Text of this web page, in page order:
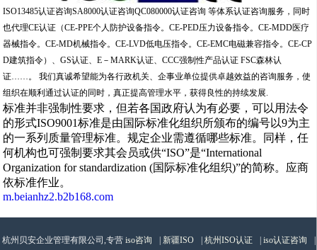
ISO13485认证咨询SA8000认证咨询QC080000认证咨询 等体系认证咨询服务，同时
也代理CE认证（CE-PPE个人防护设备指令。CE-PED压力设备指令。CE-MDD医疗
器械指令。CE-MD机械指令。CE-LVD低电压指令。CE-EMC电磁兼容指令。CE-CP
D建筑指令）、GS认证、E－MARK认证、CCC强制性产品认证 FSC森林认
证……。 我们真诚希望能为各行政机关、企事业单位提供卓越效益的咨询服务，使
组织在顺利通过认证的同时，真正提高管理水平，获得良性的持续发展.
标准并非强制性要求，但若各国政府认为有必要，可以用法令
的形式ISO9001标准是由国际标准化组织所颁布的编号以9为主
的一系列质量管理标准。规定企业需遵循哪些标准。同样，任
何机构也可强制要求其会员或供“ISO”是“International
Organization for standardization (国际标准化组织)”的简称。应商
依标准作业。
m.beianhz2.b2b168.com
杭州贝安企业管理有限公司,专营 iso咨询 新疆ISO 杭州ISO认证 iso认证咨询